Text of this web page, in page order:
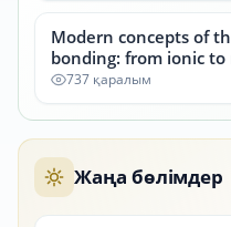
Modern concepts of
bonding: from ionic
737 қаралым
Жаңа бөлімдер